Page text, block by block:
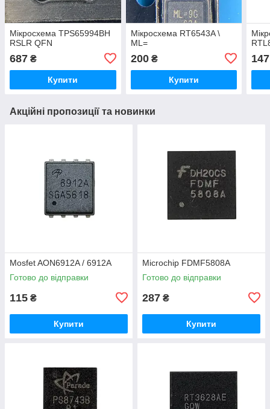
Мікросхема TPS65994BH
RSLR QFN
687 ₴
Купити
Мікросхема RT6543A \
ML=
200₴
Купити
147
Акційні пропозиції та новинки
Mosfet AON6912A / 6912A
Готово до відправки
115 ₴
Купити
Microchip FDMF5808A
Готово до відправки
287 ₴
Купити